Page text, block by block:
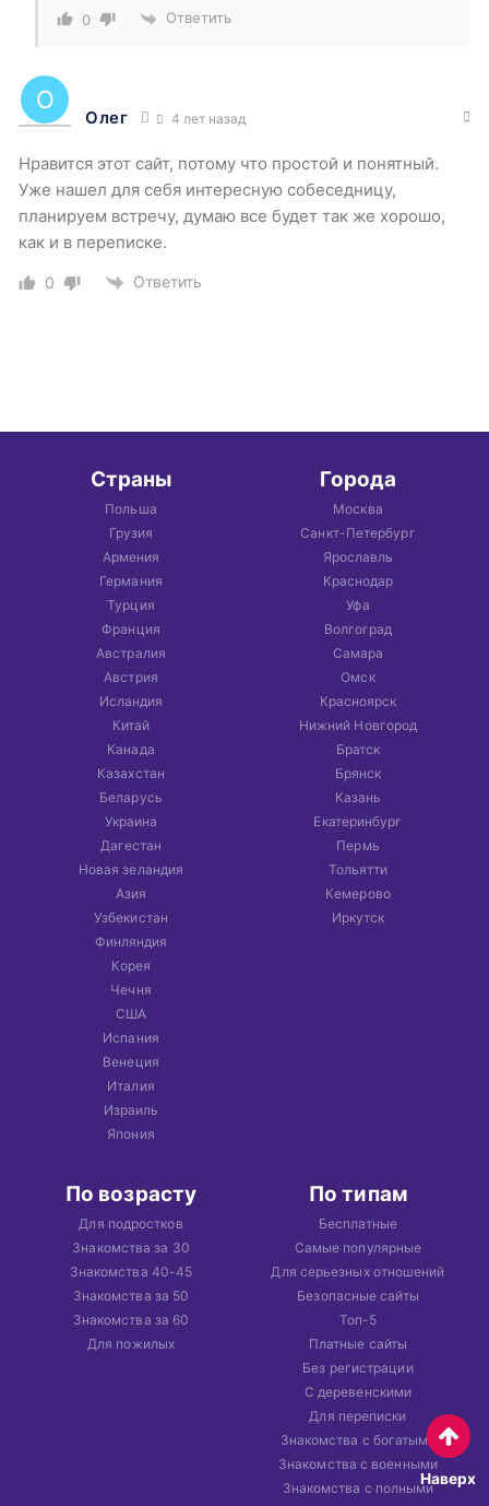
0 Ответить
Олег 4 лет назад
Нравится этот сайт, потому что простой и понятный.
Уже нашел для себя интересную собеседницу,
планируем встречу, думаю все будет так же хорошо,
как и в переписке.
0 Ответить
Страны
Польша
Грузия
Армения
Германия
Турция
Франция
Австралия
Австрия
Исландия
Китай
Канада
Казахстан
Беларусь
Украина
Дагестан
Новая зеландия
Азия
Узбекистан
Финляндия
Корея
Чечня
США
Испания
Венеция
Италия
Израиль
Япония
Города
Москва
Санкт-Петербург
Ярославль
Краснодар
Уфа
Волгоград
Самара
Омск
Красноярск
Нижний Новгород
Братск
Брянск
Казань
Екатеринбург
Пермь
Тольятти
Кемерово
Иркутск
По возрасту
Для подростков
Знакомства за 30
Знакомства 40-45
Знакомства за 50
Знакомства за 60
Для пожилых
По типам
Бесплатные
Самые популярные
Для серьезных отношений
Безопасные сайты
Топ-5
Платные сайты
Без регистрации
С деревенскими
Для переписки
Знакомства с богатыми
Знакомства с военными
Знакомства с полными
Наверх